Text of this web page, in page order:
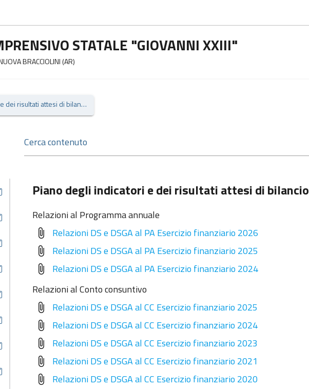
STATALE "GIOVANNI XXIII"
BRACCIOLINI (AR)
Piano degli indicatori e dei risultati attesi di bilancio
Piano degli indicatori e dei risultati attesi di bilancio
Relazioni al Programma annuale
attach_file Relazioni DS e DSGA al PA Esercizio finanziario 2026
attach_file Relazioni DS e DSGA al PA Esercizio finanziario 2025
attach_file
Relazioni DS e DSGA al PA Esercizio finanziario 2024
Relazioni al Conto consuntivo
attach_file Relazioni DS e DSGA al CC Esercizio finanziario 2025
attach_file Relazioni DS e DSGA al CC Esercizio finanziario 2024
attach_file Relazioni DS e DSGA al CC Esercizio finanziario 2023
attach_file Relazioni DS e DSGA al CC Esercizio finanziario 2021
attach_file
Relazioni DS e DSGA al CC Esercizio finanziario 2020